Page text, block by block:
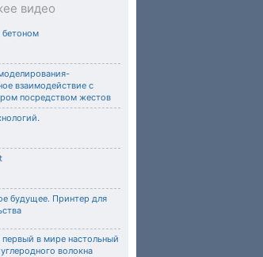
видео
бетоном
взаимодействие с
посредством жестов
будущее. Принтер для
первый в мире настольный
волокна